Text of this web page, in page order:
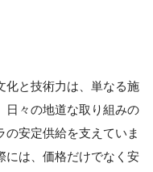
化と技術力は、単なる施
日々の地道な取り組みの
安定供給を支えていま
には、価格だけでなく安